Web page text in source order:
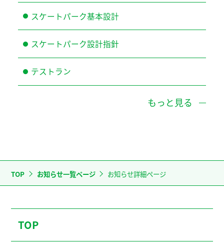
スケートパーク基本設計
スケートパーク設計指針
テストラン
もっと見る
TOP お知らせ一覧ページ お知らせ詳細ページ
TOP